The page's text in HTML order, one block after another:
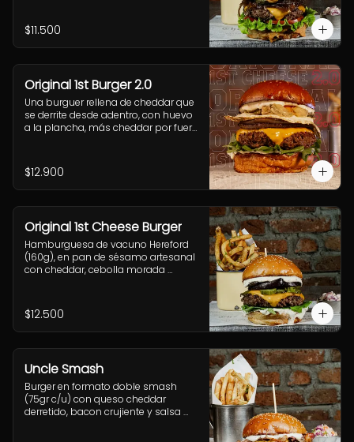
elección.
$11.500
Original 1st Burger 2.0
Una burguer rellena de cheddar que
se derrite desde adentro, con huevo
a la plancha, más cheddar por fuera,
adictiva salsa Fletch.  Blue Cheese
2.0
$12.900
Original 1st Cheese Burger
Hamburguesa de vacuno Hereford
(160g), en pan de sésamo artesanal
con cheddar, cebolla morada
acompañamiento a elección.
$12.500
Uncle Smash
Burger en formato doble smash
(75gr c/u) con queso cheddar
derretido, bacon crujiente y salsa